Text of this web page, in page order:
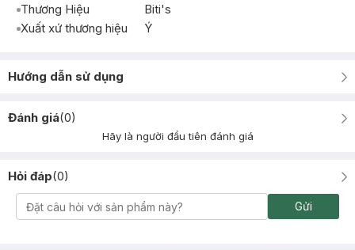
Thương Hiệu
Biti's
Xuất xứ thương hiệu
Ý
Hướng dẫn sử dụng
Đánh giá(0)
Hãy là người đầu tiên đánh giá
Hỏi đáp(0)
Gửi